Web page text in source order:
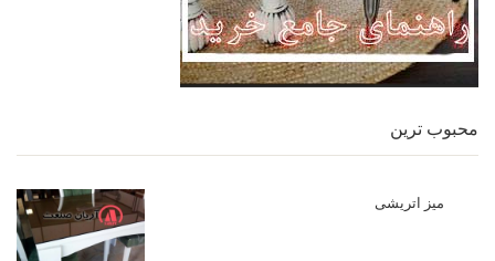
محبوب ترین
میز اتریشی